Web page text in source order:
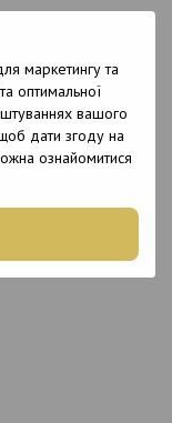
маркетингу та
оптимальної
вашого
дати згоду на
ознайомитися
Trideceth-12,
Parfum, Argania
Phenoxyethanol,